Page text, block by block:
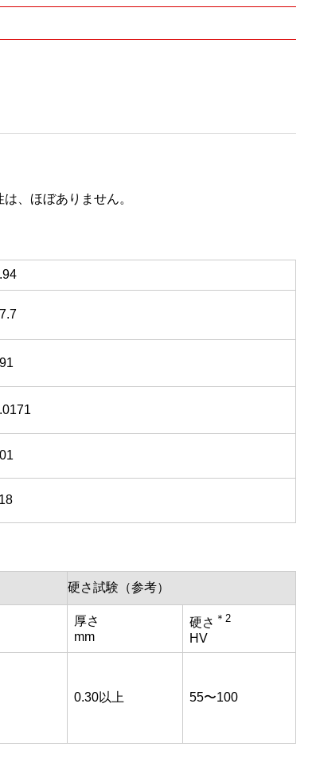
、ほぼありません。
硬さ試験（参考）
厚さ
mm
硬さ ＊2
HV
0.30以上 55〜100